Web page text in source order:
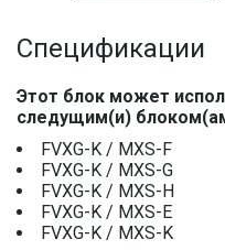
Спецификации
Этот блок может
следущим(и)
FVXG-K / MXS-F
FVXG-K / MXS-G
FVXG-K / MXS-H
FVXG-K / MXS-E
FVXG-K / MXS-K